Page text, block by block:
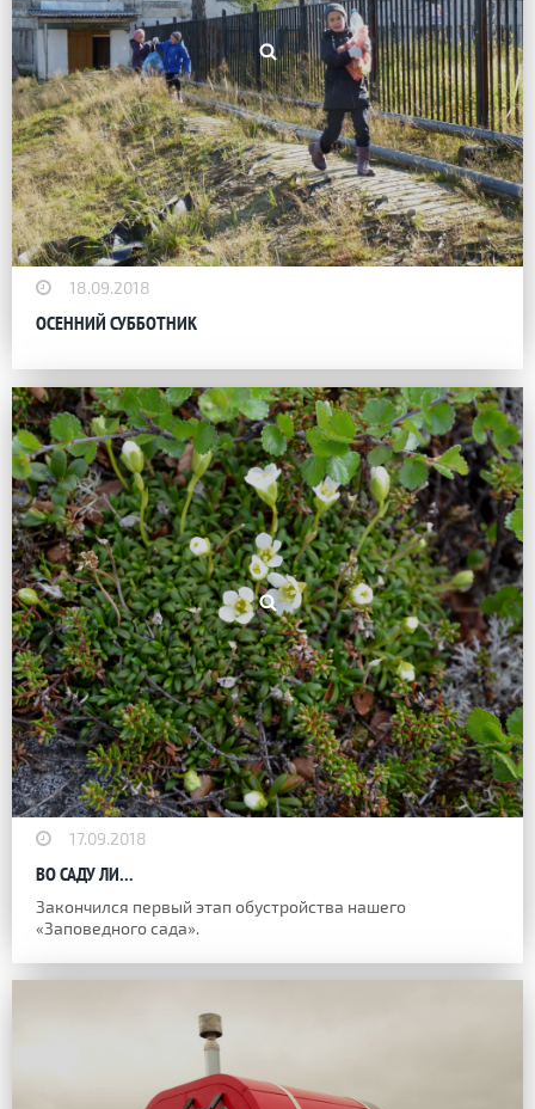
18.09.2018
ОСЕННИЙ СУББОТНИК
17.09.2018
ВО САДУ ЛИ…
Закончился первый этап обустройства нашего
«Заповедного сада».